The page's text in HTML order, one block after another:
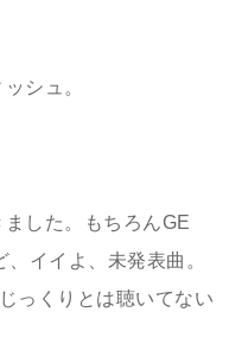
シュ。
した。もちろんGE
イイよ、未発表曲。
っくりとは聴いてない